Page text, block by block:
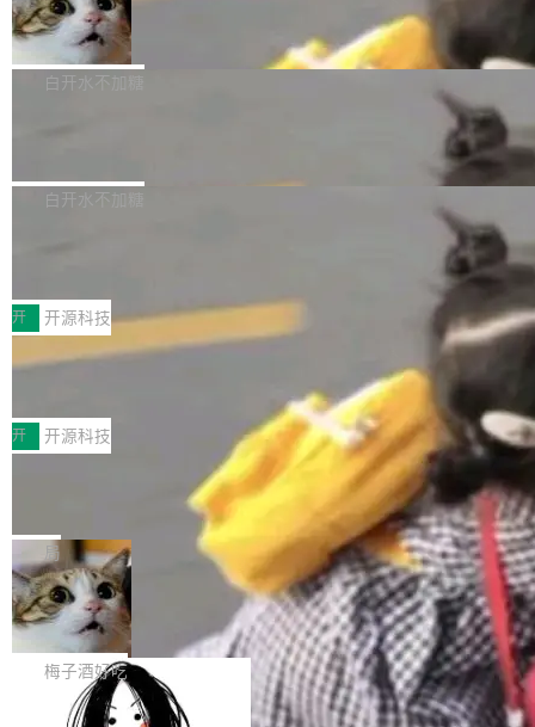
ceXAI的资金消耗速度尤为引人瞩目。然而，支
撑庞大支出的资金来源却呈现出截然不同的面
貌。数据显示，微软和 Meta 主要依托充沛的经
你可以用 curl -fsSL https://dev.meta.ai/install.
sh | bash 安装一个能在大项目里自动规划、写
代码、验证结果的 AI 终端工具。 据介绍，Muse
个主 agent 循环，外加一组后台 agent。这些后
美团开源 LoHoSearch，用知识图谱校
准 AI 能力认知
机器出题的前提，是让机器拥有全局视野。整个
构建流程可以分为四个环节：建图 → 控制难度
白开水不加糖
库，并将作为transport接入Mooncake TENT。
MPComm将作为一种传输引擎接入Mooncake T
ENT，实现零拷贝传输性能提升30%、非零拷贝
传输性能最高提升5倍。UCL-MPComm底层基
于自研UCL-Engine通信引擎，后续腾讯网平将
持续开源更多基于UCL-Engine的高性能通信组
件。 腾讯网平团队在UCL-MPComm中实现了一
个独立于业务线程的全局通信引擎（Engine），
白开水不加糖
型案例入选名单》，深信服“面向企业研发场景的
开源 AI 编程平台 CoStrict 应用”凭借卓越的技术
创新与落地成效成功入选。 全链路私有化部署，
助力企业AI研发安全落地 当前，越来越多企业已
经开始引入 AI Coding 工具，通过调用公有云模
型或企业内部部署模型提升研发效率。但随着 AI
Coding 从个人辅助工具逐步走向团队级、组织
级应用，企业在规模化落地过程中，对安全性、
可控性和代码质量提出了更高要求。 首先是数据
安全与合规要求。对于大多数普通研发场景，公
有云模型能够满足快速试用和效率提升的需求。
但对于金融、能源、医疗等对数据安全要求较...
开 开源科技
深信服AI算力网关入选工信部人工智能
前不久，工业和信息化部正式发布《2025年人工
智能应用典型案例名单》，集中展示人工智能在
各领域的应用成果，覆盖技术底座、行业赋能、
产品应用、支撑保障、专题等五大方向。深信服
AI算力网关（AI创新平台）成功入选！ 随着各行
各业的Agent走向规模化建设，算力构成形态逐
渐丰富，用户关注的重点也在发生变化：不只是
让AI用起来，还要进一步看清混合算力时代下，
Token花在哪里、算力是否被充分利用，以及持
续增长的AI成本该如何优化。 深信服AI算力网关
正是围绕这些实际问题，从Token治理和成本治
理两个方面，让用户的每一份算力都看得清、管
开 开源科技
Jeff Dean 离开 Google：一个时代的结
束，一个实验室的开始
Google 员工编号 20。MapReduce 作者之一。
Bigtable 作者之一。TensorFlow 的作者之一。
Gemini 的架构师。Google 首席科学家。 Jeff D
ean 在 Google 工作了 27 年后，宣布离职。 他
不是一个人走。一同离开的还有 Sanjay Ghema
wat（Google 员工编号 23，Jeff Dean 二十多
年的编程搭档，MapReduce 和 Bigtable 的共同
作者）、Quoc Le（Google 大脑核心成员，Se
局
🔥 SolonCode v2026.8.4 发布：界面
字体可调、22 种语言、记忆搜索增强
打开终端就能上岗的全中文编码智能体，这一轮
把「看得清、用母语、记得住」三件事一次补
齐。 SolonCode 是什么 SolonCode 是杭州无
梅子酒好吃